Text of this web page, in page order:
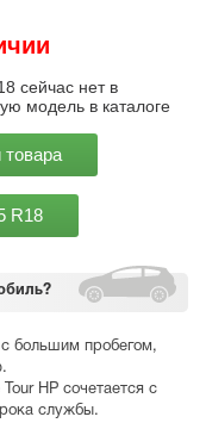
большим пробегом,
HP сочетается с
службы.
сейчас нет в
модель в каталоге
R18